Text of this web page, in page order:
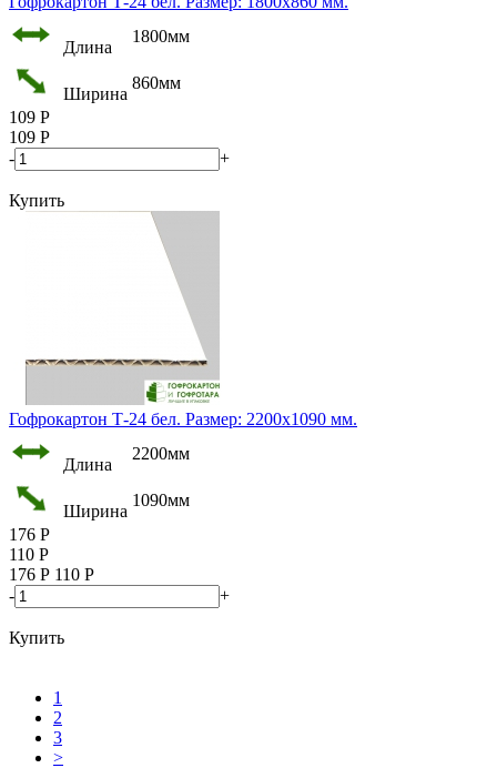
Длина
1800мм
Ширина
860мм
109 Р
109 Р
-
+
Купить
Гофрокартон Т-24 бел. Размер: 2200х1090 мм.
Длина
2200мм
Ширина
1090мм
176 Р
110 Р
176 Р 110 Р
-
+
Купить
1
2
3
>